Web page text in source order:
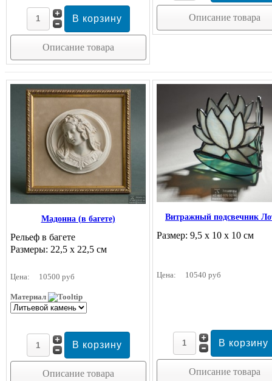
Описание товара
Описание товара
Мадонна (в багете)
Рельеф в багете
Размеры: 22,5 х 22,5 см
Цена: 10500 руб
Материал
Описание товара
Витражный подсвечник
Размер: 9,5 х 10 х 10 см
Цена: 10540 руб
Описание товара